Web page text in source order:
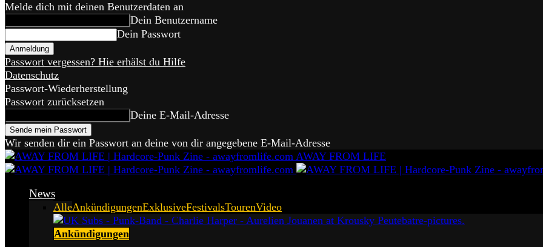
Melde dich mit deinen Benutzerdaten an
Dein Benutzername
Dein Passwort
Passwort vergessen? Hie erhälst du Hilfe
Datenschutz
Passwort-Wiederherstellung
Passwort zurücksetzen
Deine E-Mail-Adresse
Wir senden dir ein Passwort an deine von dir angegebene E-Mail-Adresse
AWAY FROM LIFE
News
AlleAnkündigungenExklusiveFestivalsTourenVideo
Ankündigungen